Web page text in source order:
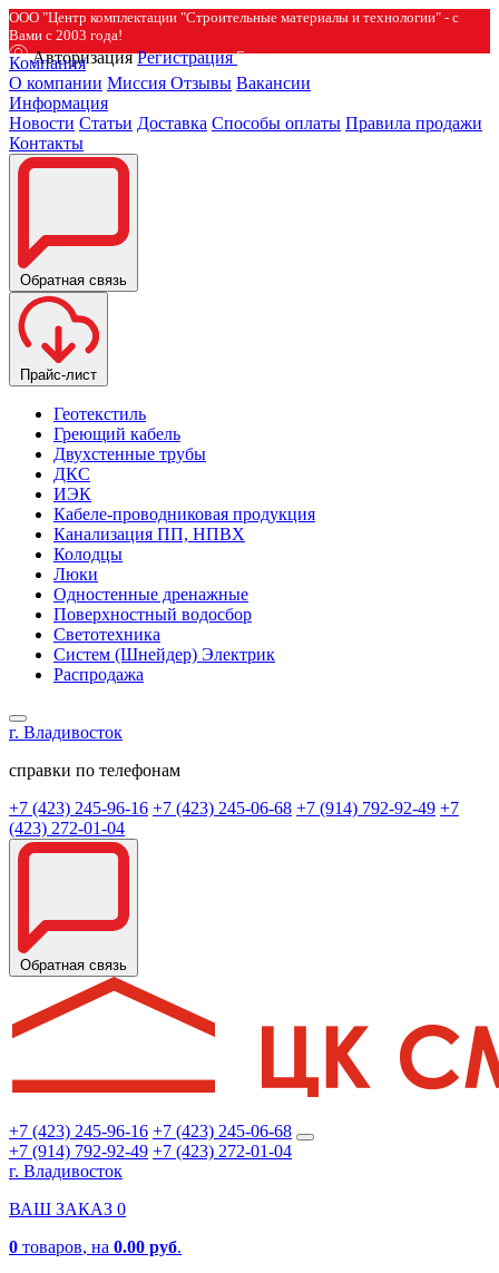
ООО "Центр комплектации "Строительные материалы и технологии" - с
Вами с 2003 года!
Авторизация Регистрация
Компания
О компании Миссия Отзывы Вакансии
Информация
Новости Статьи Доставка Способы оплаты Правила продажи
Контакты
Обратная связь
Прайс-лист
Геотекстиль
Греющий кабель
Двухстенные трубы
ДКС
ИЭК
Кабеле-проводниковая продукция
Канализация ПП, НПВХ
Колодцы
Люки
Одностенные дренажные
Поверхностный водосбор
Светотехника
Систем (Шнейдер) Электрик
Распродажа
г. Владивосток
справки по телефонам
+7 (423) 245-96-16 +7 (423) 245-06-68 +7 (914) 792-92-49 +7
(423) 272-01-04
Обратная связь
+7 (423) 245-96-16 +7 (423) 245-06-68
+7 (914) 792-92-49 +7 (423) 272-01-04
г. Владивосток
ВАШ ЗАКАЗ 0
0 товаров, на 0.00 руб.